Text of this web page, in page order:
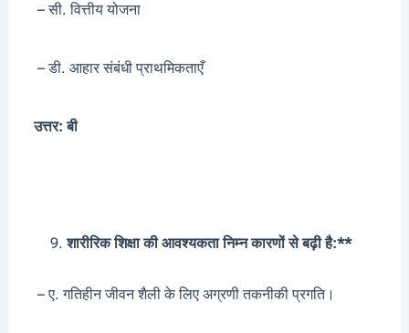
– सी. वित्तीय योजना
– डी. आहार संबंधी प्राथमिकताएँ
उत्तर: बी
शारीरिक शिक्षा की आवश्यकता निम्न कारणों से बढ़ी है:**
– ए. गतिहीन जीवन शैली के लिए अग्रणी तकनीकी प्रगति।